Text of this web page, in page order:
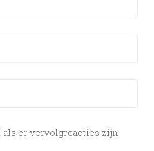
er vervolgreacties zijn.